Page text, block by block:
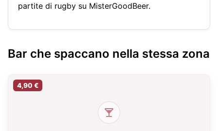
partite di rugby su MisterGoodBeer.
Bar che spaccano nella stessa zona
4,90 €